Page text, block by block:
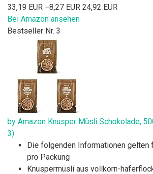
33,19 EUR −8,27 EUR 24,92 EUR
Bei Amazon ansehen
Bestseller Nr. 3
by Amazon Knusper Müsli Schokolade,
3)
Die folgenden Informationen gelten
pro Packung
Knuspermüsli aus vollkorn-